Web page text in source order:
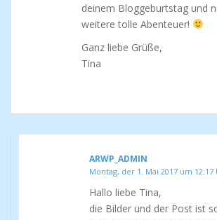
deinem Bloggeburtstag und
weitere tolle Abenteuer!
Ganz liebe Grüße,
Tina
ARWP_ADMIN
Montag, der 1. Mai 2017 um 12:17
Hallo liebe Tina,
die Bilder und der Post ist